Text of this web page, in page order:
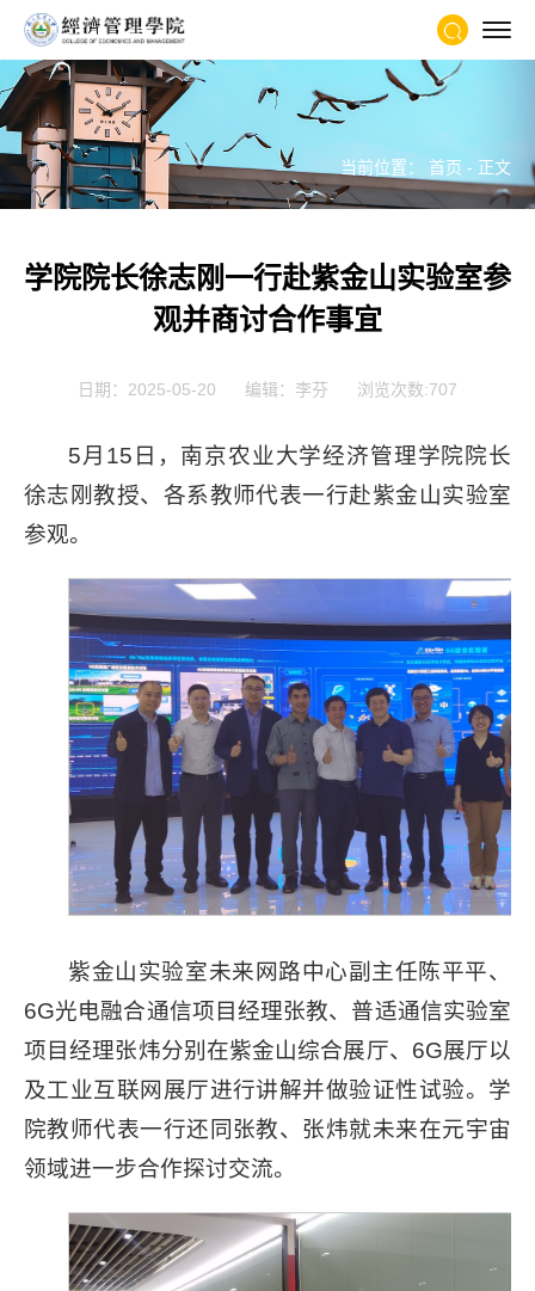
当前位置： 首页 - 正文
学院院长徐志刚一行赴紫金山实验室参
观并商讨合作事宜
日期：2025-05-20 编辑：李芬 浏览次数:707
5月15日，南京农业大学经济管理学院 院长
徐志刚教授、各系教师代表一行赴紫金山实验室
参观。
紫金山实验室未来网路中心副主任陈平平、
6G光电融合通信项目经理张教、普适通信实验室
项目经理张炜分别在紫金山综合展厅、6G展厅以
及工业互联网展厅进行讲解并做验证性试验。 学
院教师代表一行还同张教、张炜就未来在元宇宙
领域进一步合作探讨交流。